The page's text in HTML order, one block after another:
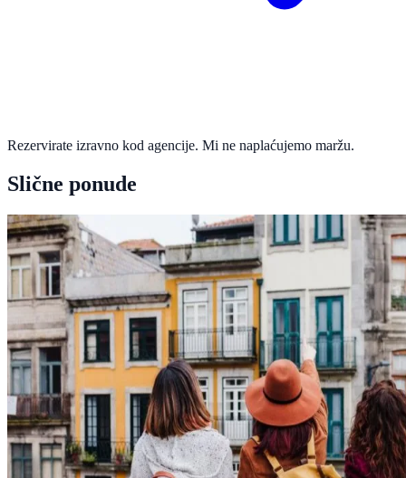
Rezervirate izravno kod agencije. Mi ne naplaćujemo maržu.
Slične ponude